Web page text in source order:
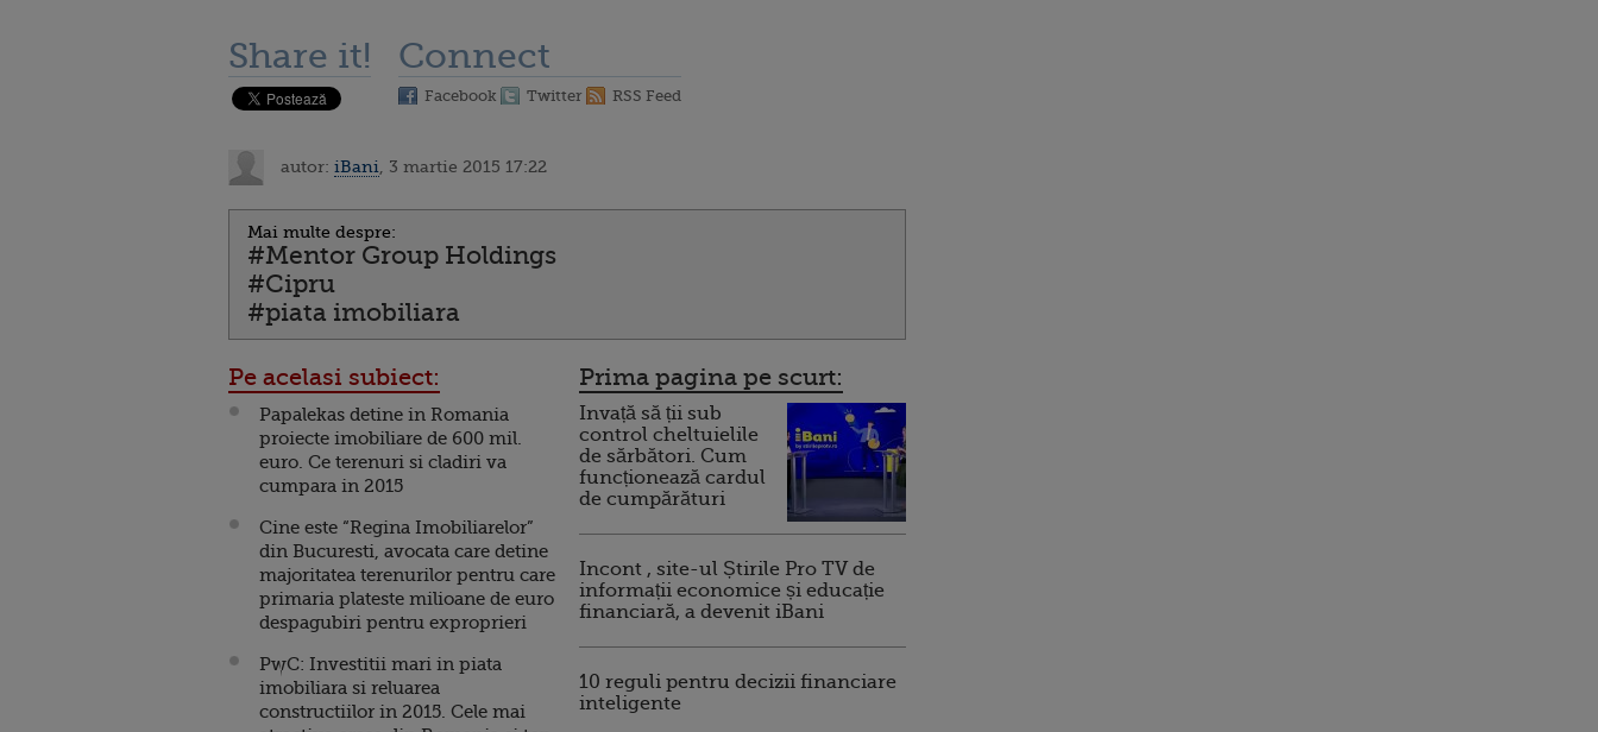
Share it! Connect
Facebook Twitter RSS Feed
autor: iBani , 3 martie 2015 17:22
Mai multe despre:
#Mentor Group Holdings
#Cipru
#piata imobiliara
Pe acelasi subiect:
Papalekas detine in Romania
proiecte imobiliare de 600 mil.
euro. Ce terenuri si cladiri va
cumpara in 2015
Cine este “Regina Imobiliarelor”
din Bucuresti, avocata care detine
majoritatea terenurilor pentru care
primaria plateste milioane de euro
despagubiri pentru exproprieri
PwC: Investitii mari in piata
imobiliara si reluarea
constructiilor in 2015. Cele mai
Prima pagina pe scurt:
Invață să ții sub
control cheltuielile
de sărbători. Cum
funcționează cardul
de cumpărături
Incont , site-ul Știrile Pro TV de
informații economice și educație
financiară, a devenit iBani
10 reguli pentru decizii financiare
inteligente